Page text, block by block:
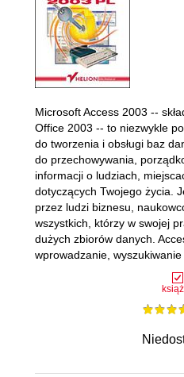
Microsoft Access 2003 --
Office 2003 -- to niezwykle
do tworzenia i obsługi baz
do przechowywania,
informacji o ludziach,
dotyczących Twojego życia.
przez ludzi biznesu,
wszystkich, którzy w swojej
dużych zbiorów danych.
wprowadzanie, wyszukiwanie